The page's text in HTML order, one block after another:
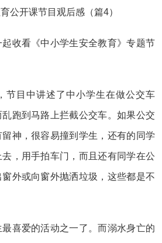
公开课节目观后感（篇4）
收看《中小学生安全教育》专题节
节目中讲述了中小学生在做公交车
跑到马路上拦截公交车。如果公交
神，很容易撞到学生，还有的同学
，用手拍车门，而且还有同学在公
外或向窗外抛洒垃圾，这些都是不
喜爱的活动之一了。而溺水身亡的